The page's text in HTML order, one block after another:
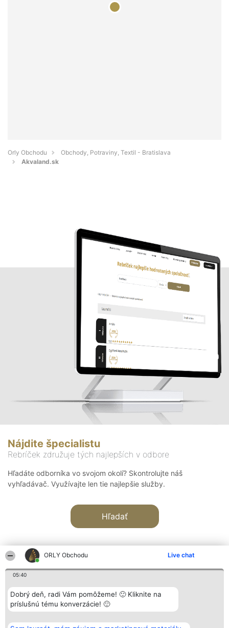
ORLY Obchodu Live chat
05:40
Dobrý deň, radi Vám pomôžeme! 🙂 Kliknite na
príslušnú tému konverzácie! 🙂
Orly Obchodu
Obchody, Potraviny, Textil - Bratislava
Akvaland.sk
Nájdite špecialistu
Rebríček združuje tých najlepších v odbore
Hľadáte odborníka vo svojom okolí? Skontrolujte náš
vyhľadávač. Využívajte len tie najlepšie služby.
Hľadať
Organizátor hodnotenia
Bright Side Solutions sp. z o.
o. sp. k.
Wrocław 50-079
Hodnotenie
Laureáti
Lista
Laureatów
Kontakt
Kontakt